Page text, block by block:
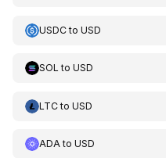
USDCto USD
SOL to USD
LTCto USD
ADAto USD